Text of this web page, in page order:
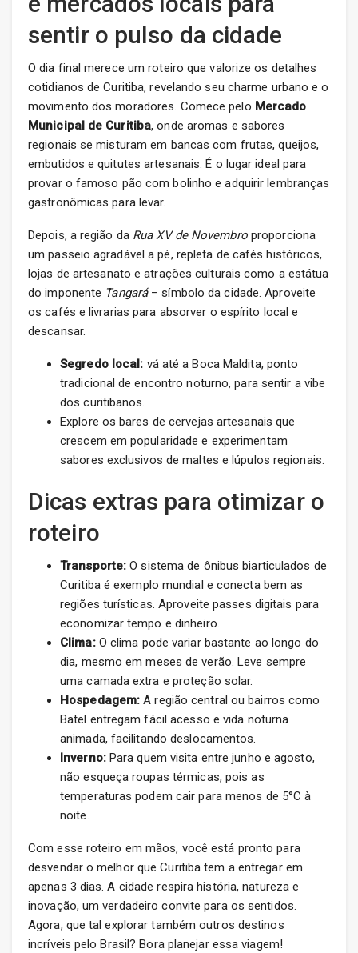
sentir o pulso da cidade
O dia final merece um roteiro que valorize os detalhes
cotidianos de Curitiba, revelando seu charme urbano e o
movimento dos moradores. Comece pelo Mercado
Municipal de Curitiba, onde aromas e sabores
regionais se misturam em bancas com frutas, queijos,
embutidos e quitutes artesanais. É o lugar ideal para
provar o famoso pão com bolinho e adquirir lembranças
gastronômicas para levar.
Depois, a região da Rua XV de Novembroproporciona
um passeio agradável a pé, repleta de cafés históricos,
lojas de artesanato e atrações culturais como a estátua
do imponente Tangará– símbolo da cidade. Aproveite
os cafés e livrarias para absorver o espírito local e
descansar.
Segredo local: vá até a Boca Maldita, ponto
tradicional de encontro noturno, para sentir a vibe
dos curitibanos.
Explore os bares de cervejas artesanais que
crescem em popularidade e experimentam
sabores exclusivos de maltes e lúpulos regionais.
Dicas extras para otimizar o
roteiro
Transporte: O sistema de ônibus biarticulados de
Curitiba é exemplo mundial e conecta bem as
regiões turísticas. Aproveite passes digitais para
economizar tempo e dinheiro.
Clima:O clima pode variar bastante ao longo do
dia, mesmo em meses de verão. Leve sempre
uma camada extra e proteção solar.
Hospedagem: A região central ou bairros como
Batel entregam fácil acesso e vida noturna
animada, facilitando deslocamentos.
Inverno:Para quem visita entre junho e agosto,
não esqueça roupas térmicas, pois as
temperaturas podem cair para menos de 5°C à
noite.
Com esse roteiro em mãos, você está pronto para
desvendar o melhor que Curitiba tem a entregar em
apenas 3 dias. A cidade respira história, natureza e
inovação, um verdadeiro convite para os sentidos.
Agora, que tal explorar também outros destinos
incríveis pelo Brasil? Bora planejar essa viagem!